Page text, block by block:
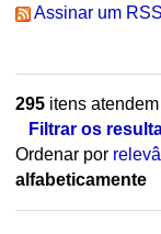
Assinar um
295itens atendem
Filtrar os
Ordenar por
alfabeticamente